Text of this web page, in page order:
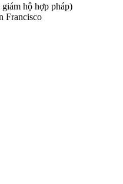
hộ hợp pháp)
Francisco